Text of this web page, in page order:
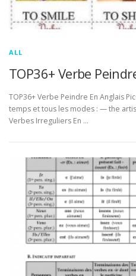
ALL
TOP36+ Verbe
TOP36+ Verbe Peindre En Anglais
temps et tous les modes : — the
Verbes Irreguliers En …